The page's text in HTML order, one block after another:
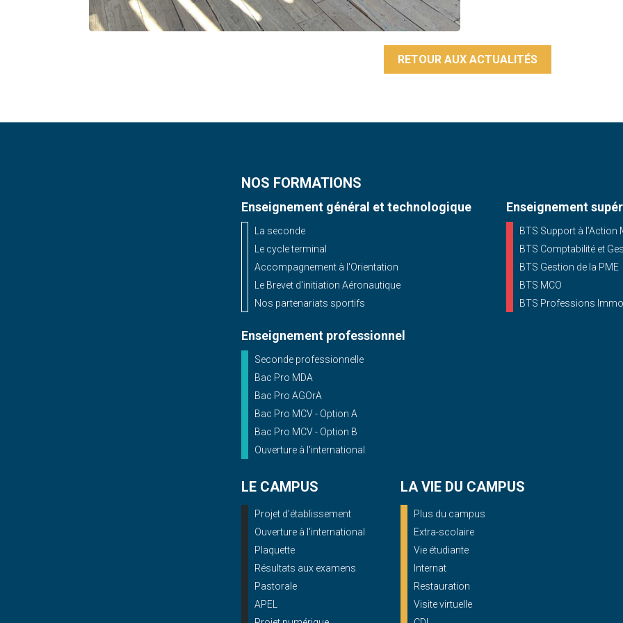
RETOUR AUX ACTUALITÉS
NOS FORMATIONS
Enseignement général et technologique
La seconde
Le cycle terminal
Accompagnement à l'Orientation
Le Brevet d'initiation Aéronautique
Nos partenariats sportifs
Enseignement professionnel
Seconde professionnelle
Bac Pro MDA
Bac Pro AGOrA
Bac Pro MCV - Option A
Bac Pro MCV - Option B
Ouverture à l'international
Enseignement
BTS Support à l’Action
BTS Comptabilité et
BTS Gestion de la PME
BTS MCO
BTS Professions
LE CAMPUS
Projet d'établissement
Ouverture à l'international
Plaquette
Résultats aux examens
Pastorale
APEL
LA VIE DU CAMPUS
Plus du campus
Extra-scolaire
Vie étudiante
Internat
Restauration
Visite virtuelle